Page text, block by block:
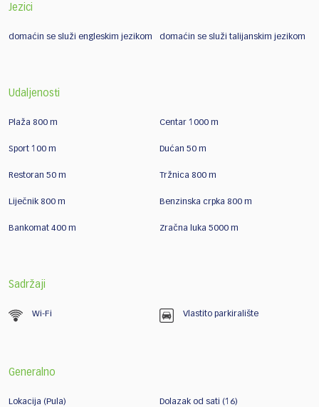
Jezici
domaćin se služi engleskim jezikom domaćin se služi talijanskim jezikom
Udaljenosti
Plaža 800 m Centar 1000 m
Sport 100 m Dućan 50 m
Restoran 50 m Tržnica 800 m
Liječnik 800 m Benzinska crpka 800 m
Bankomat 400 m Zračna luka 5000 m
Sadržaji
Wi-Fi Vlastito parkiralište
Generalno
Lokacija (Pula) Dolazak od sati (16)